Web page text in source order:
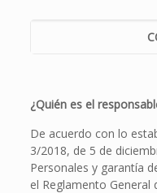
¿Quién es el
De acuerdo con lo
3/2018, de 5 de
Personales y garantía
el Reglamento General